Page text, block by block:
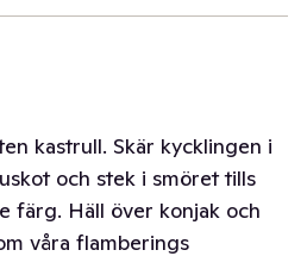
kastrull. Skär kycklingen i
och stek i smöret tills
färg. Häll över konjak och
våra flamberings